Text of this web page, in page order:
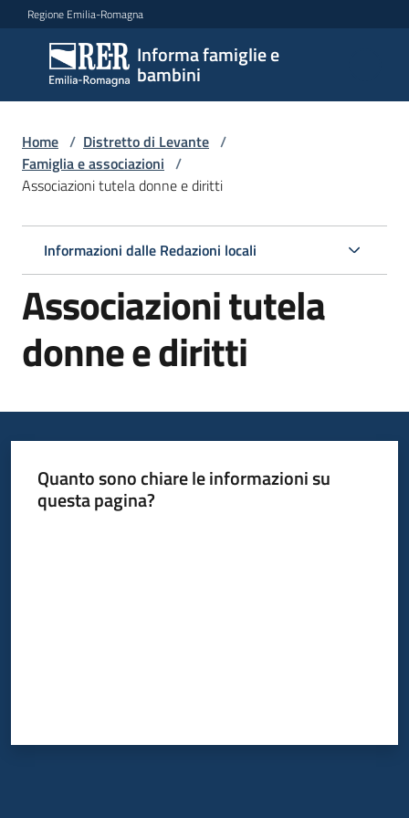
Vai al contenuto
Vai alla navigazione
Vai al footer
Regione Emilia-Romagna
Informa famiglie e
bambini
Informa
famiglie
e
bambini
Centri
per
Informazioni
locali
Home / Distretto di Levante /
Famiglia e associazioni /
Associazioni tutela donne e diritti
Informazioni dalle Redazioni locali
Associazioni tutela
donne e diritti
Quanto sono chiare le informazioni su
questa pagina?